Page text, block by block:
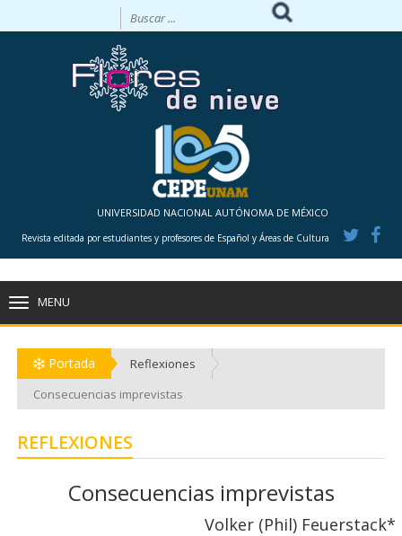
UNIVERSIDAD NACIONAL AUTÓNOMA DE MÉXICO
Revista editada por estudiantes y profesores de Español y Áreas de Cultura
MENU
Portada
Reflexiones
Consecuencias imprevistas
REFLEXIONES
Consecuencias imprevistas
Volker (Phil) Feuerstack*